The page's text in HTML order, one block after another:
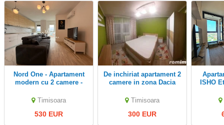
Nord One - Apartament
modern cu 2 camere -
Centrala
Timisoara
530 EUR
De inchiriat apartament 2
camere in zona Dacia
Timisoara
300 EUR
Apartament 2 Camere
ISHO